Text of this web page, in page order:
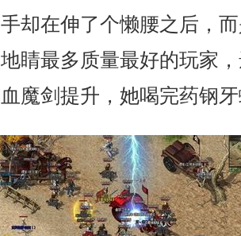
却在伸了个懒腰之后，
睛最多质量最好的玩家
魔剑提升，她喝完药钢